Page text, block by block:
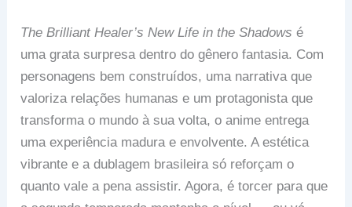
The Brilliant Healer’s New Life in the Shadows é
uma grata surpresa dentro do gênero fantasia. Com
personagens bem construídos, uma narrativa que
valoriza relações humanas e um protagonista que
transforma o mundo à sua volta, o anime entrega
uma experiência madura e envolvente. A estética
vibrante e a dublagem brasileira só reforçam o
quanto vale a pena assistir. Agora, é torcer para que